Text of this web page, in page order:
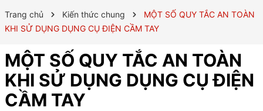
Trang chủ Kiến thức chung
MỘT SỐ QUY TẮC AN TOÀN
KHI SỬ DỤNG DỤNG CỤ ĐIỆN CẦM TAY
MỘT SỐ QUY TẮC AN TOÀN
KHI SỬ DỤNG DỤNG CỤ ĐIỆN
CẦM TAY